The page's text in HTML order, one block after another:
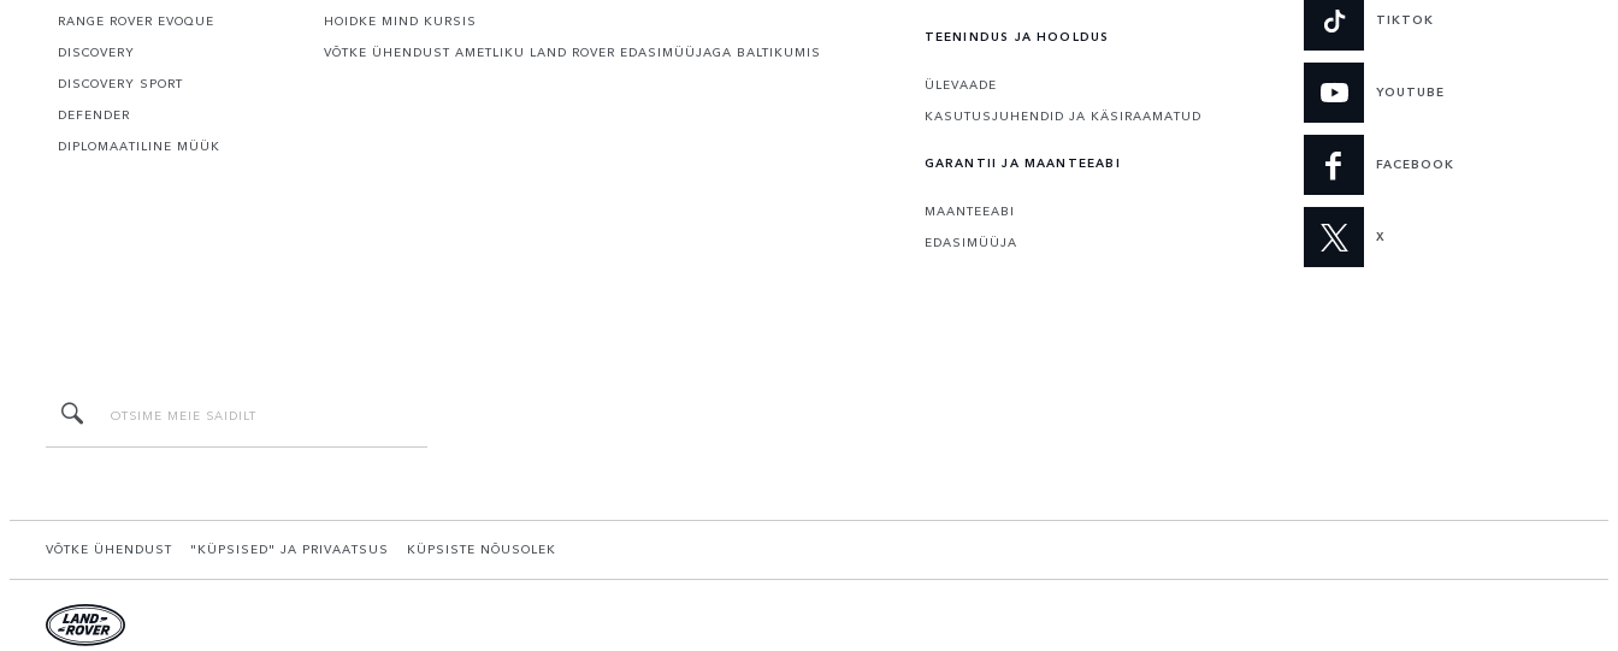
RANGE ROVER EVOQUE
DISCOVERY
DISCOVERY SPORT
DEFENDER
DIPLOMAATILINE MÜÜK
HOIDKE MIND KURSIS
VÕTKE ÜHENDUST AMETLIKU LAND ROVER EDASIMÜÜJAGA BALTIKUMIS
TEENINDUS JA HOOLDUS
ÜLEVAADE
KASUTUSJUHENDID JA KÄSIRAAMATUD
GARANTII JA MAANTEEABI
MAANTEEABI
EDASIMÜÜJA
TIKTOK
YOUTUBE
FACEBOOK
X
VÕTKE ÜHENDUST "KÜPSISED" JA PRIVAATSUS KÜPSISTE NÕUSOLEK